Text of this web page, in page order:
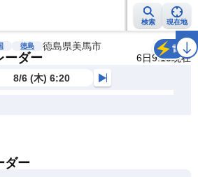
検索 現在地
地震情報 警報・注意報 2週間天気 ラ
徳島 徳島県美馬市
ーダー 6日9:10現在
雷
8/6 (木) 6:20
ダー